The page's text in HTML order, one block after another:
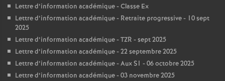
Lettre d’information académique - Classe Ex
Lettre d’information académique - Retraite progressive - 10 sept
2025
Lettre d’information académique - TZR - sept 2025
Lettre d’information académique - 22 septembre 2025
Lettre d’information académique - Aux S1 - 06 octobre 2025
Lettre d’information académique - 03 novembre 2025